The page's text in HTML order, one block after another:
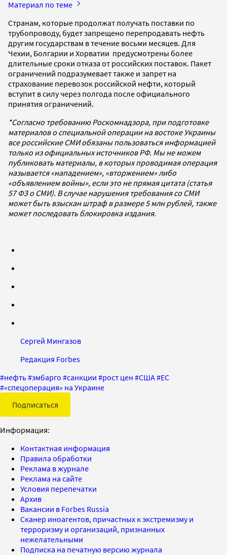
Материал по теме
Странам, которые продолжат получать поставки по
трубопроводу, будет запрещено перепродавать нефть
другим государствам в течение восьми месяцев. Для
Чехии, Болгарии и Хорватии предусмотрены более
длительные сроки отказа от российских поставок. Пакет
ограничений подразумевает также и запрет на
страхование перевозок российской нефти, который
вступит в силу через полгода после официального
принятия ограничений.
*Согласно требованию Роскомнадзора, при подготовке
материалов о специальной операции на востоке Украины
все российские СМИ обязаны пользоваться информацией
только из официальных источников РФ. Мы не можем
публиковать материалы, в которых проводимая операция
называется «нападением», «вторжением» либо
«объявлением войны», если это не прямая цитата (статья
57 ФЗ о СМИ). В случае нарушения требования со СМИ
может быть взыскан штраф в размере 5 млн рублей, также
может последовать блокировка издания.
Сергей Мингазов
Редакция Forbes
#нефть#эмбарго #санкции #рост цен #США#ЕС
#«спецоперация» на Украине
Подписаться
Информация:
Контактная информация
Правила обработки
Реклама в журнале
Реклама на сайте
Условия перепечатки
Архив
Вакансии в Forbes Russia
Сканер иноагентов, причастных к экстремизму и
терроризму и организаций, признанных
нежелательными
Подписка на печатную версию журнала